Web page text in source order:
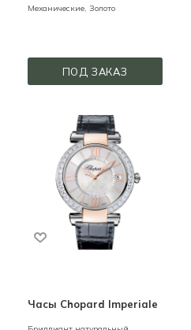
Механические, Золото
ПОД ЗАКАЗ
Часы Chopard Imperiale